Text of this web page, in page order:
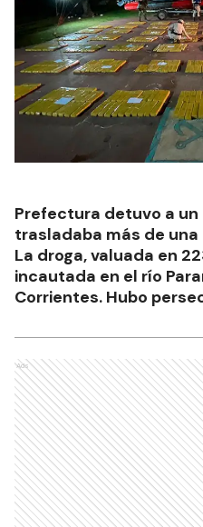
Prefectura detuvo a
trasladaba más de
La droga, valuada en
incautada en el río
Corrientes. Hubo
Ads